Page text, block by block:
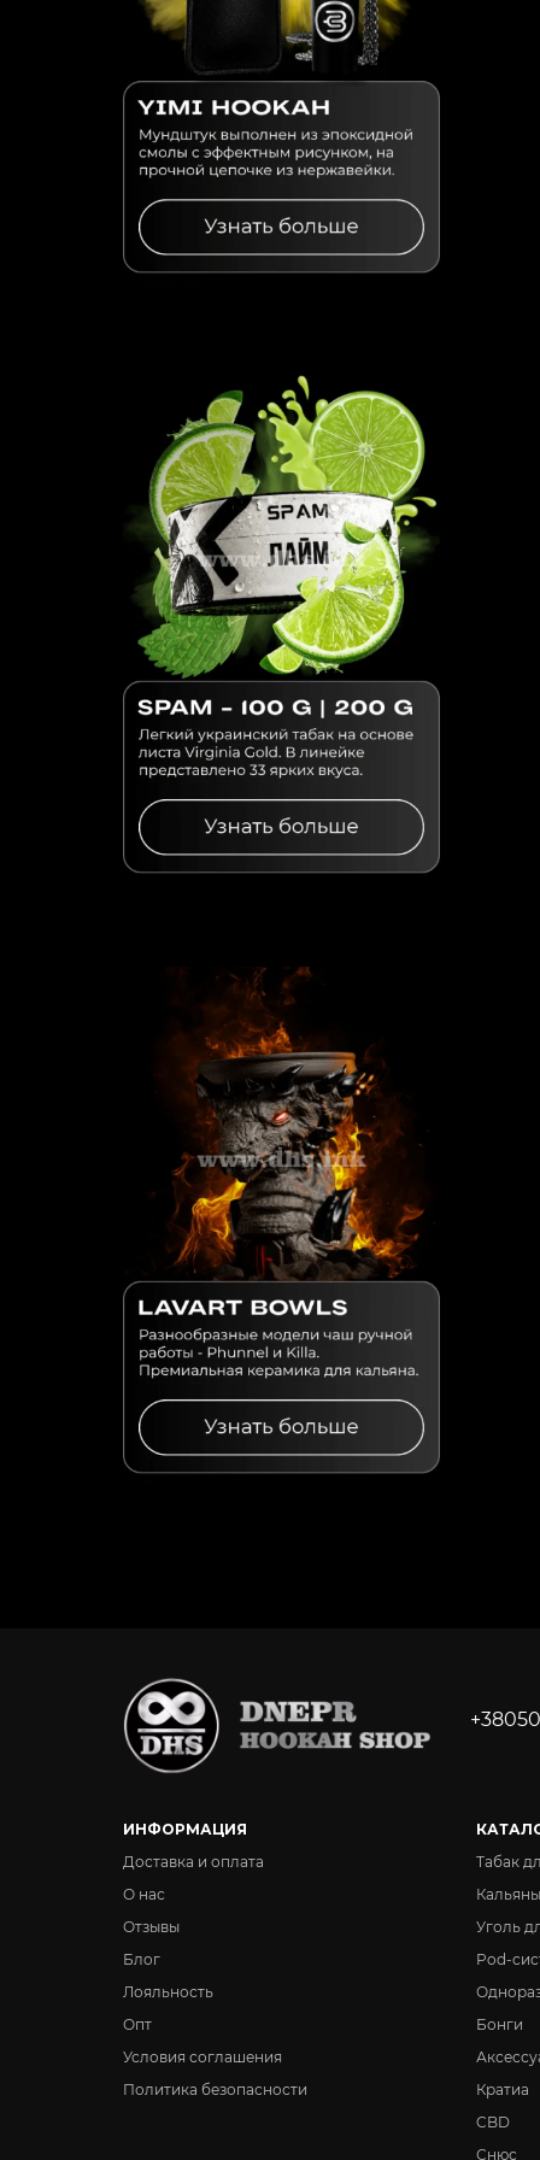
ИНФОРМАЦИЯ
Доставка и оплата
О нас
Отзывы
Блог
Лояльность
Опт
Условия соглашения
Политика безопасности
Табак
Кальяны
Уголь
Pod-
Бонги
Кратиа
CBD
Снюс